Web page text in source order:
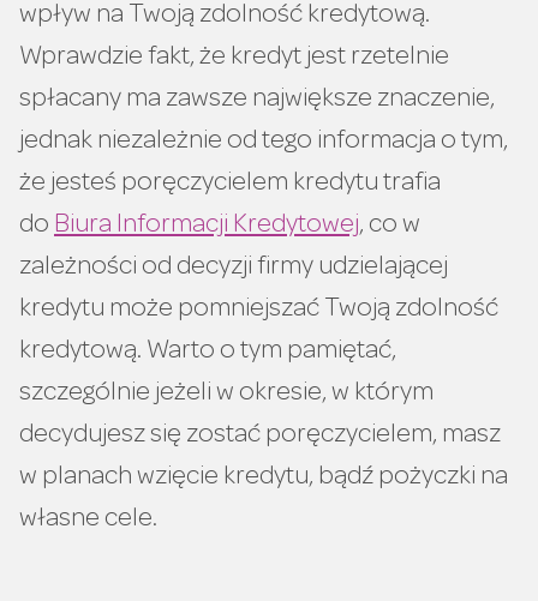
wpływ na Twoją zdolność kredytową.
Wprawdzie fakt, że kredyt jest rzetelnie
spłacany ma zawsze największe znaczenie,
jednak niezależnie od tego informacja o tym,
że jesteś poręczycielem kredytu trafia
do Biura Informacji Kredytowej, co w
zależności od decyzji firmy udzielającej
kredytu może pomniejszać Twoją zdolność
kredytową. Warto o tym pamiętać,
szczególnie jeżeli w okresie, w którym
decydujesz się zostać poręczycielem, masz
w planach wzięcie kredytu, bądź pożyczki na
własne cele.